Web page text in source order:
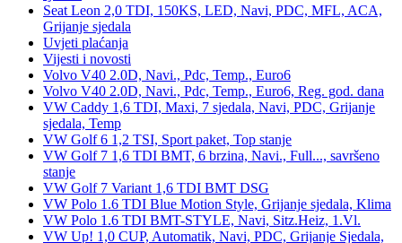
Seat Leon 2,0 TDI, 150KS, LED, Navi, PDC, MFL, ACA,
Grijanje sjedala
Uvjeti plaćanja
Vijesti i novosti
Volvo V40 2.0D, Navi., Pdc, Temp., Euro6
Volvo V40 2.0D, Navi., Pdc, Temp., Euro6, Reg. god. dana
VW Caddy 1,6 TDI, Maxi, 7 sjedala, Navi, PDC, Grijanje
sjedala, Temp
VW Golf 6 1,2 TSI, Sport paket, Top stanje
VW Golf 7 1,6 TDI BMT, 6 brzina, Navi., Full..., savršeno
stanje
VW Golf 7 Variant 1,6 TDI BMT DSG
VW Polo 1.6 TDI Blue Motion Style, Grijanje sjedala, Klima
VW Polo 1.6 TDI BMT-STYLE, Navi, Sitz.Heiz, 1.Vl.
VW Up! 1,0 CUP, Automatik, Navi, PDC, Grijanje Sjedala,